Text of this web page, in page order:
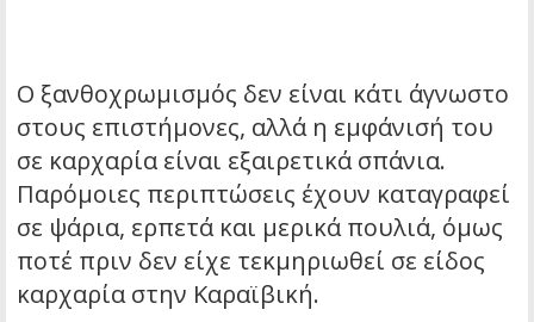
Ο ξανθοχρωμισμός δεν είναι κάτι άγνωστο
στους επιστήμονες, αλλά η εμφάνισή του
σε καρχαρία είναι εξαιρετικά σπάνια.
Παρόμοιες περιπτώσεις έχουν καταγραφεί
σε ψάρια, ερπετά και μερικά πουλιά, όμως
ποτέ πριν δεν είχε τεκμηριωθεί σε είδος
καρχαρία στην Καραϊβική.